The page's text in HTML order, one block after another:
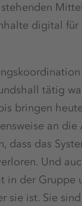
digital
tätig
bringen
an
dass das
Und
in der
sie ist. Sie